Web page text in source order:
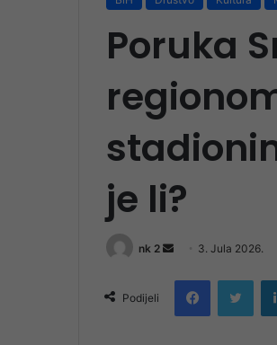
Poruka
je li?
nk 2
Send
email
3. Jula 2026.
Podijeli
Facebook